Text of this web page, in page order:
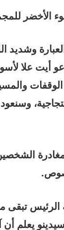
وشديد
أيت علا
الرئيس
سيدينو يعلم